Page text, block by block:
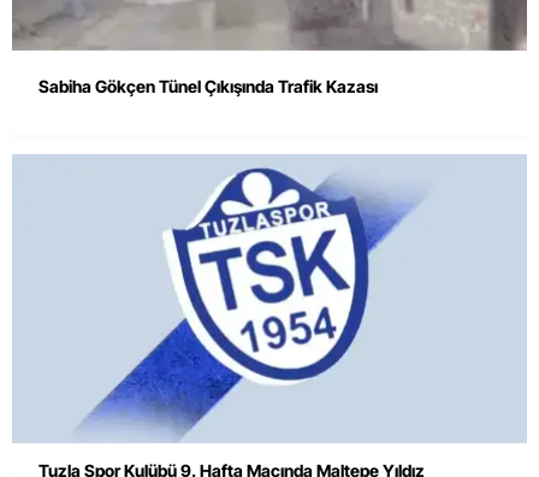
Sabiha Gökçen Tünel Çıkışında Trafik Kazası
Tuzla Spor Kulübü 9. Hafta Maçında Maltepe Yıldız